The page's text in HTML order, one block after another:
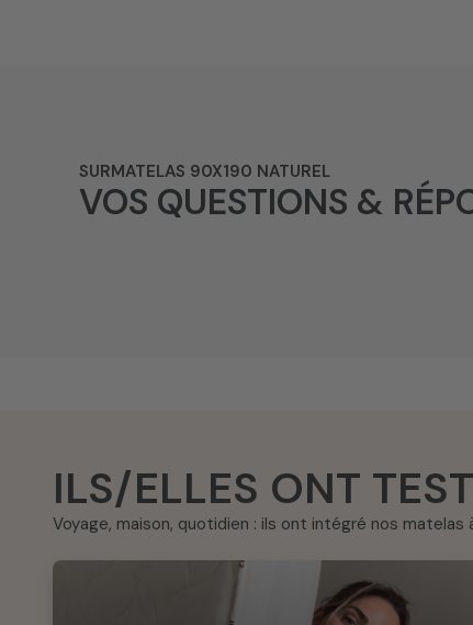
SURMATELAS 90X190 NATUREL
VOS QUESTIONS &
ILS/ELLES ONT
Voyage, maison, quotidien : ils ont intégré nos